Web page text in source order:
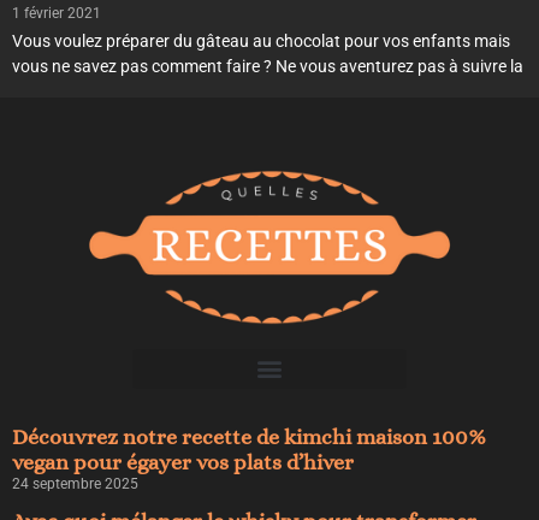
1 février 2021
Vous voulez préparer du gâteau au chocolat pour vos enfants mais
vous ne savez pas comment faire ? Ne vous aventurez pas à suivre la
Découvrez notre recette de kimchi maison 100%
vegan pour égayer vos plats d’hiver
24 septembre 2025